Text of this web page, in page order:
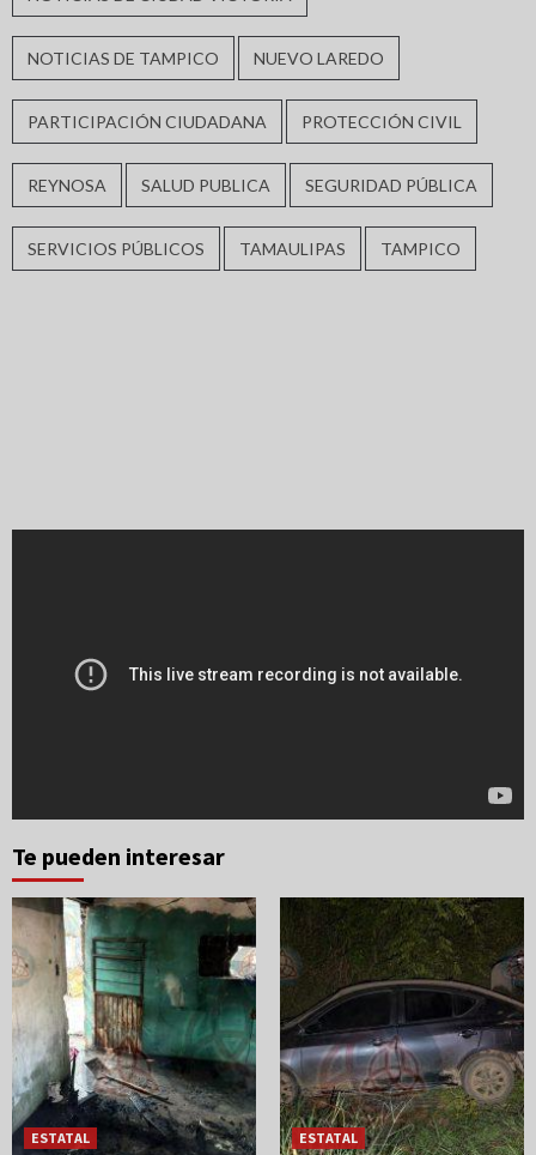
NOTICIAS DE TAMPICO NUEVO LAREDO
PARTICIPACIÓN CIUDADANA PROTECCIÓN CIVIL
REYNOSA SALUD PUBLICA SEGURIDAD PÚBLICA
SERVICIOS PÚBLICOS TAMAULIPAS TAMPICO
Te pueden interesar
ESTATAL ESTATAL